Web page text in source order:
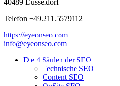
40489 Düsseldorf
Telefon +49.211.5579112
https://eyeonseo.com
info@eyeonseo.com
Die 4 Säulen der SEO
Technische SEO
Content SEO